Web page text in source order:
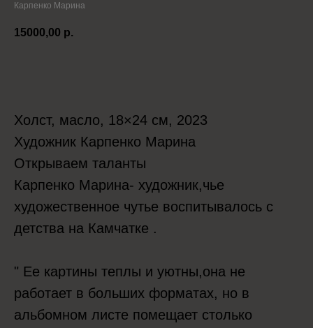
Карпенко Марина
15000,00 р.
Холст, масло, 18×24 см, 2023
Художник Карпенко Марина
Открываем таланты
Карпенко Марина- художник,чье
художественное чутье воспитывалось с
детства на Камчатке .
" Ее картины теплы и уютны,она не
работает в больших форматах, но в
альбомном листе помещает столько